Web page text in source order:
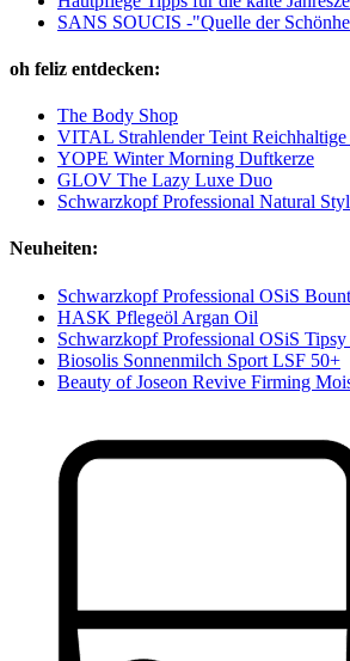
SANS SOUCIS -"Quelle der
oh feliz entdecken:
The Body Shop
VITAL Strahlender Teint Reichhaltige
YOPE Winter Morning Duftkerze
GLOV The Lazy Luxe Duo
Schwarzkopf Professional Natural
Neuheiten:
Schwarzkopf Professional OSiS
HASK Pflegeöl Argan Oil
Schwarzkopf Professional OSiS
Biosolis Sonnenmilch Sport LSF 50+
Beauty of Joseon Revive Firming